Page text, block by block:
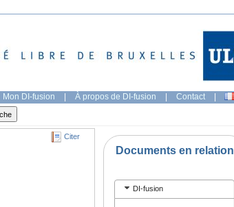
Mon DI-fusion | À propos de DI-fusion | Contact |
Citer
Documents en relation
DI-fusion